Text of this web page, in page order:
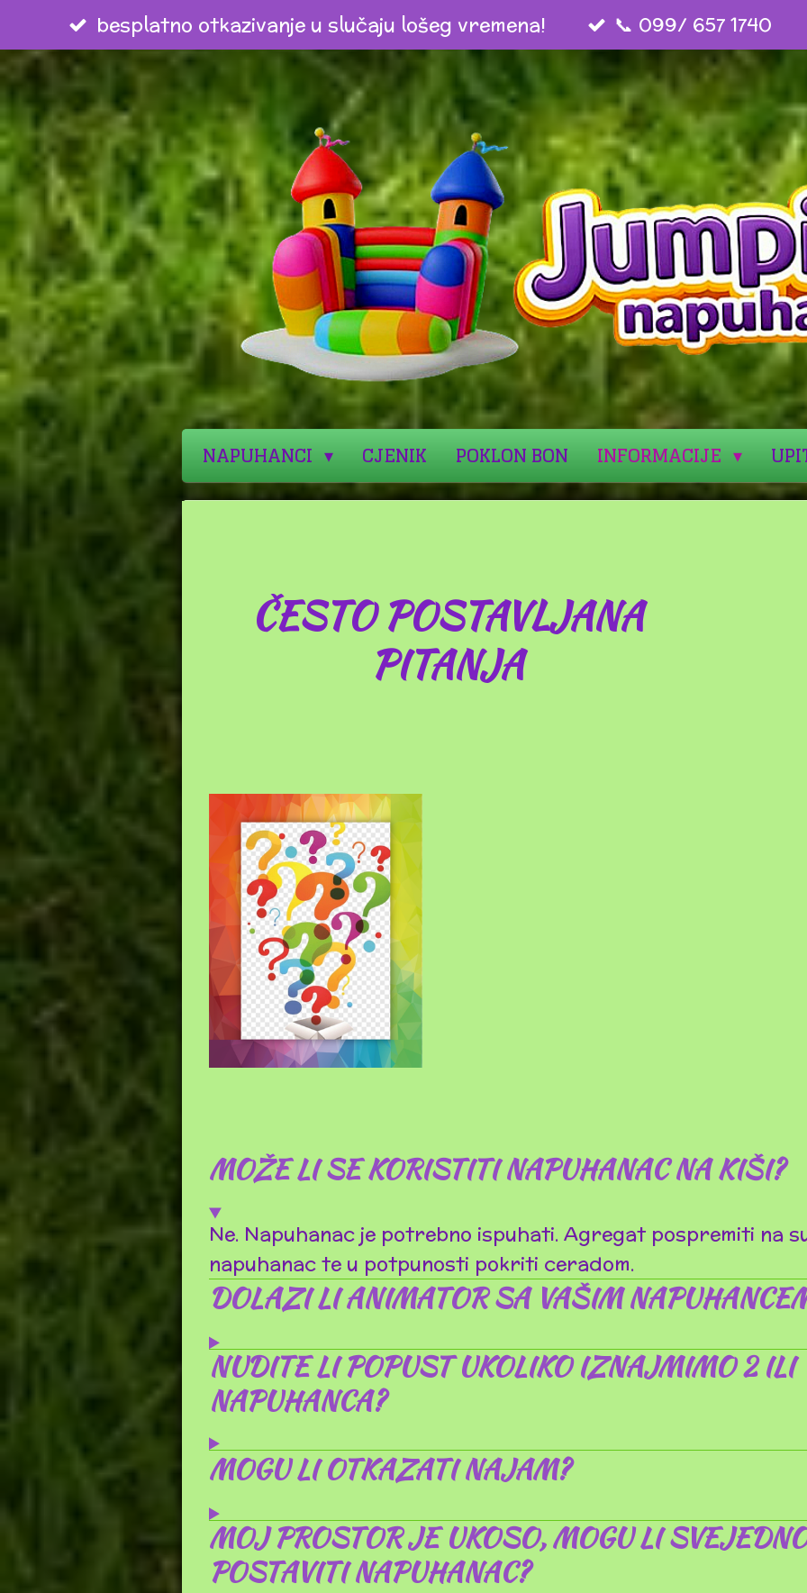
Hauptinhalt
springen
besplatno otkazivanje u slučaju lošeg vremena! 📞 099/ 657 1740
NAPUHANCI CJENIK POKLON BON INFORMACIJE
ČESTO POSTAVLJANA
PITANJA
MOŽE LI SE KORISTITI NAPUHANAC NA KIŠI?
Ne. Napuhanac je potrebno ispuhati. Agregat pospremiti na
napuhanac te u potpunosti pokriti ceradom.
DOLAZI LI ANIMATOR SA VAŠIM
NUDITE LI POPUST UKOLIKO IZNAJMIMO 2 ILI
NAPUHANCA?
MOGU LI OTKAZATI NAJAM?
MOJ PROSTOR JE UKOSO, MOGU LI
POSTAVITI NAPUHANAC?